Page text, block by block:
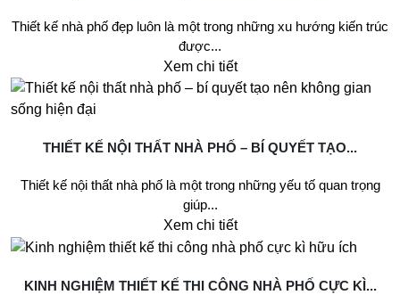
Thiết kế nhà phố đẹp luôn là một trong những xu hướng kiến trúc
được...
Xem chi tiết
THIẾT KẾ NỘI THẤT NHÀ PHỐ – BÍ QUYẾT TẠO...
Thiết kế nội thất nhà phố là một trong những yếu tố quan trọng
giúp...
Xem chi tiết
KINH NGHIỆM THIẾT KẾ THI CÔNG NHÀ PHỐ CỰC KÌ...